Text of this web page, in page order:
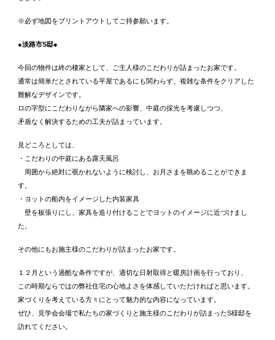
※必ず地図をプリントアウトしてご持参願います。
●淡路市S邸●
今回の物件は終の棲家として、ご主人様のこだわりが詰まったお家です。
通常は簡単だとされている平屋であるにも関わらず、複雑な条件をクリアした
難解なデザインです。
ロの字型にこだわりながら隣家への影響、中庭の採光を考慮しつつ、
矛盾なく解決するための工夫が詰まっています。
見どころとしては、
・こだわりの中庭にある露天風呂
周囲から絶対に覗かれないように検討し、お月さまを眺めることができま
す。
・ヨットの船内をイメージした内装家具
壁を板張りにし、家具を造り付けることでヨットのイメージに近づけまし
た。
その他にもお施主様のこだわりが詰まったお家です。
１２月という過酷な条件ですが、適切な日射取得と暖房計画を行っており、
この時期ならではの弊社住宅の心地よさを体感していただければと思います。
家づくりを考えている方々にとって魅力的な内容になっています。
ぜひ、見学会会場で私たちの家づくりと施主様のこだわりが詰まったS様邸を
訪れてください。